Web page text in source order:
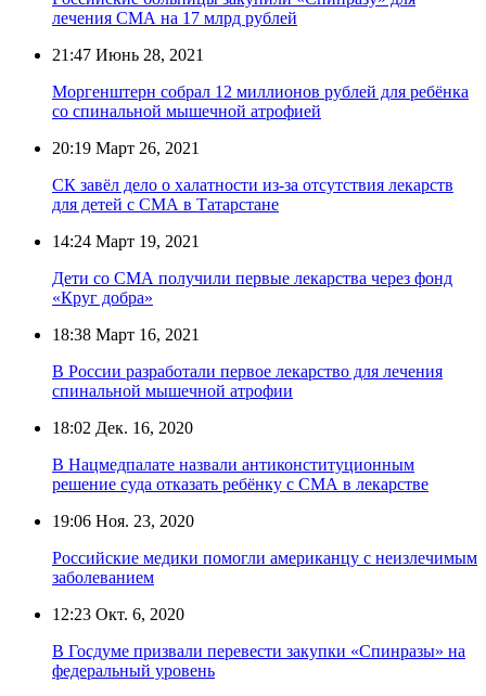
лечения СМА на 17 млрд рублей
21:47 Июнь 28, 2021
Моргенштерн собрал 12 миллионов рублей для ребёнка
со спинальной мышечной атрофией
20:19 Март 26, 2021
СК завёл дело о халатности из-за отсутствия лекарств
для детей с СМА в Татарстане
14:24 Март 19, 2021
Дети со СМА получили первые лекарства через фонд
«Круг добра»
18:38 Март 16, 2021
В России разработали первое лекарство для лечения
спинальной мышечной атрофии
18:02 Дек. 16, 2020
В Нацмедпалате назвали антиконституционным
решение суда отказать ребёнку с СМА в лекарстве
19:06 Ноя. 23, 2020
Российские медики помогли американцу с неизлечимым
заболеванием
12:23 Окт. 6, 2020
В Госдуме призвали перевести закупки «Спинразы» на
федеральный уровень